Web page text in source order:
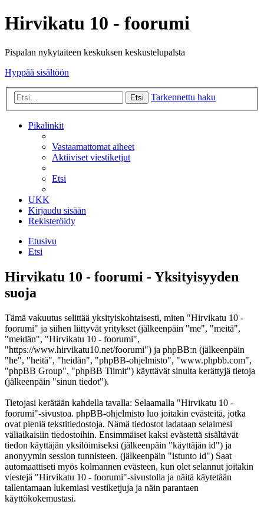
Hirvikatu 10 - foorumi
Pispalan nykytaiteen keskuksen keskustelupalsta
Hyppää sisältöön
Etsi Tarkennettu haku
Pikalinkit
Vastaamattomat aiheet
Aktiiviset viestiketjut
Etsi
UKK
Kirjaudu sisään
Rekisteröidy
Etusivu
Etsi
Hirvikatu 10 - foorumi - Yksityisyyden
suoja
Tämä vakuutus selittää yksityiskohtaisesti, miten "Hirvikatu 10 -
foorumi" ja siihen liittyvät yritykset (jälkeenpäin "me", "meitä",
"meidän", "Hirvikatu 10 - foorumi",
"https://www.hirvikatu10.net/foorumi") ja phpBB:n (jälkeenpäin
"he", "heitä", "heidän", "phpBB-ohjelmisto", "www.phpbb.com",
"phpBB Group", "phpBB Tiimit") käyttävät sinulta kerättyjä tietoja
(jälkeenpäin "sinun tiedot").
Tietojasi kerätään kahdella tavalla: Selaamalla "Hirvikatu 10 -
foorumi"-sivustoa. phpBB-ohjelmisto luo joitakin evästeitä, jotka
ovat pieniä tekstitiedostoja. Nämä tiedostot ladataan selaimesi
väliaikaisiin tiedostoihin. Ensimmäiset kaksi evästettä sisältävät
tiedon käyttäjän yksilöimiseksi (jälkeenpäin "käyttäjän id") ja
anonyymin session tunnisteen. (jälkeenpäin "istunto id") Saat
automaattiseti myös kolmannen evästeen, kun olet selannut joitakin
viestejä "Hirvikatu 10 - foorumi"-sivustolla ja näitä käytetään
tallentamaan lukemiasi vestiketjuja ja näin parantaen
käyttökokemustasi.